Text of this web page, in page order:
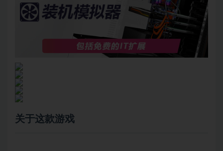
关于这款游戏